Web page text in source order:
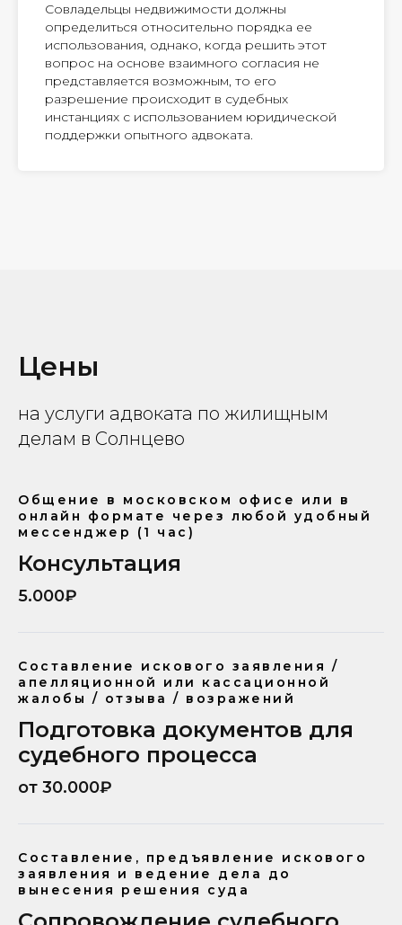
Совладельцы недвижимости должны
определиться относительно порядка ее
использования, однако, когда решить этот
вопрос на основе взаимного согласия не
представляется возможным, то его
разрешение происходит в судебных
инстанциях с использованием юридической
поддержки опытного адвоката.
Цены
на услуги адвоката по жилищным
делам в Солнцево
Общение в московском офисе или в
онлайн формате через любой удобный
мессенджер (1 час)
Консультация
5.000₽
Составление искового заявления /
апелляционной или кассационной
жалобы / отзыва / возражений
Подготовка документов для
судебного процесса
от 30.000₽
Составление, предъявление искового
заявления и ведение дела до
вынесения решения суда